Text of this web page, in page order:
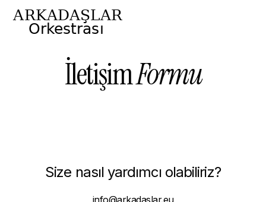
İletişimFormu
Size nasıl yardımcı olabiliriz?
info@arkadaslar.eu